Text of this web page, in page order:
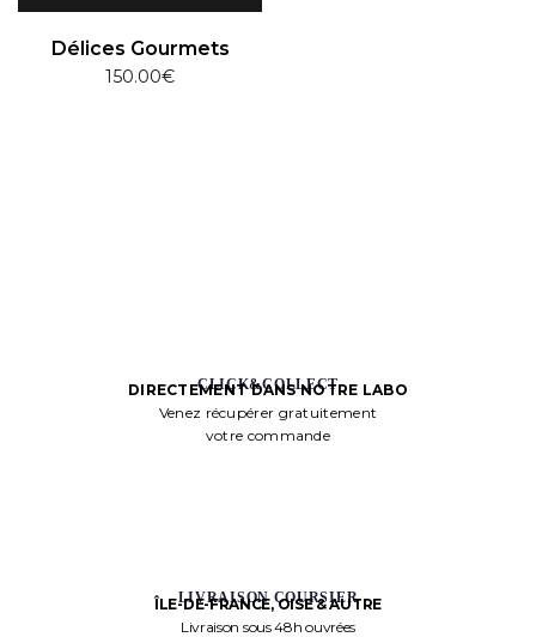
Délices Gourmets
150.00€
CLICK&COLLECT
DIRECTEMENT DANS NOTRE LABO
Venez récupérer gratuitement
votre commande
LIVRAISON COURSIER
ÎLE-DE-FRANCE, OISE & AUTRE
Livraison sous 48h ouvrées